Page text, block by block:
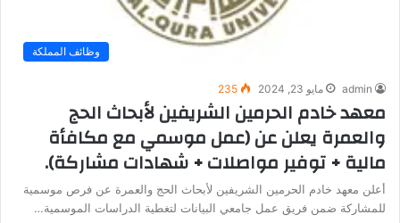
وظائف المملكة
admin مايو 23, 2024 235
معهد خادم الحرمين الشريفين لأبحاث الحج
والعمرة يعلن عن (عمل موسمي مع مكافأة
مالية + توفير مواصلات + شهادات مشاركة).
أعلن معهد خادم الحرمين الشريفين لأبحاث الحج والعمرة عن فرص موسمية
للمشاركة ضمن فريق عمل جامعي البيانات لتغطية الدراسات الموسمية…